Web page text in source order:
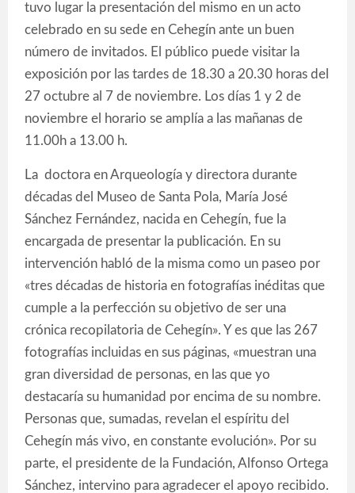
tuvo lugar la presentación del mismo en un acto
celebrado en su sede en Cehegín ante un buen
número de invitados. El público puede visitar la
exposición por las tardes de 18.30 a 20.30 horas del
27 octubre al 7 de noviembre. Los días 1 y 2 de
noviembre el horario se amplía a las mañanas de
11.00h a 13.00 h.
La doctora en Arqueología y directora durante
décadas del Museo de Santa Pola, María José
Sánchez Fernández, nacida en Cehegín, fue la
encargada de presentar la publicación. En su
intervención habló de la misma como un paseo por
«tres décadas de historia en fotografías inéditas que
cumple a la perfección su objetivo de ser una
crónica recopilatoria de Cehegín». Y es que las 267
fotografías incluidas en sus páginas, «muestran una
gran diversidad de personas, en las que yo
destacaría su humanidad por encima de su nombre.
Personas que, sumadas, revelan el espíritu del
Cehegín más vivo, en constante evolución». Por su
parte, el presidente de la Fundación, Alfonso Ortega
Sánchez, intervino para agradecer el apoyo recibido.